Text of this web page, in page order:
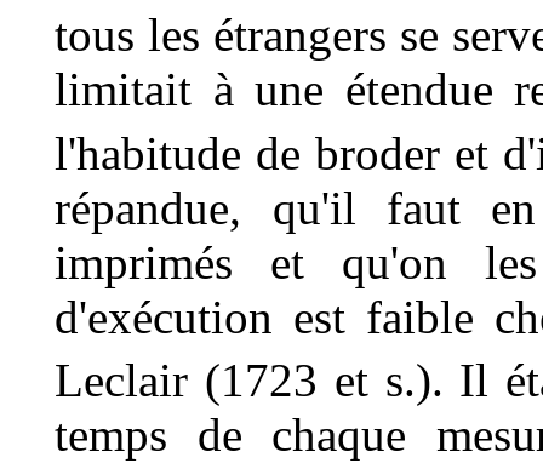
tous les étrangers se
limitait à une étendue
l'habitude de broder et
répandue, qu'il faut
imprimés et qu'on
d'exécution est faible
Leclair (1723 et s.). Il
temps de chaque